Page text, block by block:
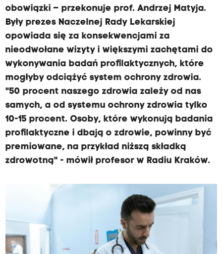
obowiązki – przekonuje prof. Andrzej Matyja.
Były prezes Naczelnej Rady Lekarskiej
opowiada się za konsekwencjami za
nieodwołane wizyty i większymi zachętami do
wykonywania badań profilaktycznych, które
mogłyby odciążyć system ochrony zdrowia.
"50 procent naszego zdrowia zależy od nas
samych, a od systemu ochrony zdrowia tylko
10-15 procent. Osoby, które wykonują badania
profilaktyczne i dbają o zdrowie, powinny być
premiowane, na przykład niższą składką
zdrowotną" - mówił profesor w Radiu Kraków.